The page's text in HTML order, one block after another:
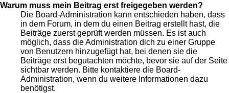
Warum muss mein Beitrag erst freigegeben werden?
Die Board-Administration kann entschieden haben, dass
in dem Forum, in dem du einen Beitrag erstellt hast, die
Beiträge zuerst geprüft werden müssen. Es ist auch
möglich, dass die Administration dich zu einer Gruppe
von Benutzern hinzugefügt hat, bei denen sie die
Beiträge erst begutachten möchte, bevor sie auf der Seite
sichtbar werden. Bitte kontaktiere die Board-
Administration, wenn du weitere Informationen dazu
benötigst.